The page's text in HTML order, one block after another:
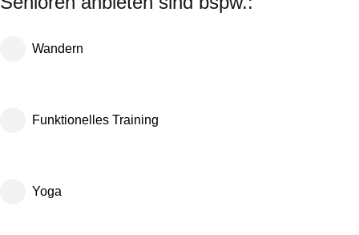
Wandern
Funktionelles Training
Yoga